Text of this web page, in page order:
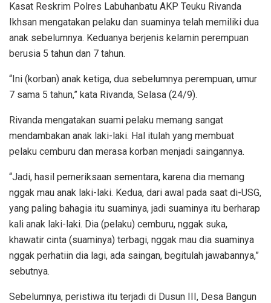
Kasat Reskrim Polres Labuhanbatu AKP Teuku Rivanda
Ikhsan mengatakan pelaku dan suaminya telah memiliki dua
anak sebelumnya. Keduanya berjenis kelamin perempuan
berusia 5 tahun dan 7 tahun.
“Ini (korban) anak ketiga, dua sebelumnya perempuan, umur
7 sama 5 tahun,” kata Rivanda, Selasa (24/9).
Rivanda mengatakan suami pelaku memang sangat
mendambakan anak laki-laki. Hal itulah yang membuat
pelaku cemburu dan merasa korban menjadi saingannya.
“Jadi, hasil pemeriksaan sementara, karena dia memang
nggak mau anak laki-laki. Kedua, dari awal pada saat di-USG,
yang paling bahagia itu suaminya, jadi suaminya itu berharap
kali anak laki-laki. Dia (pelaku) cemburu, nggak suka,
khawatir cinta (suaminya) terbagi, nggak mau dia suaminya
nggak perhatiin dia lagi, ada saingan, begitulah jawabannya,”
sebutnya.
Sebelumnya, peristiwa itu terjadi di Dusun III, Desa Bangun